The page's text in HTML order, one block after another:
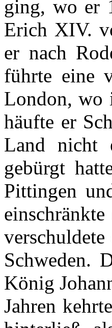
ging, wo er
Erich XIV.
er nach
führte eine
London,wo
häufte er
Landnicht
gebürgt
Pittingen
einschränkte
verschuldete
Schweden.
König
Jahren kehrte